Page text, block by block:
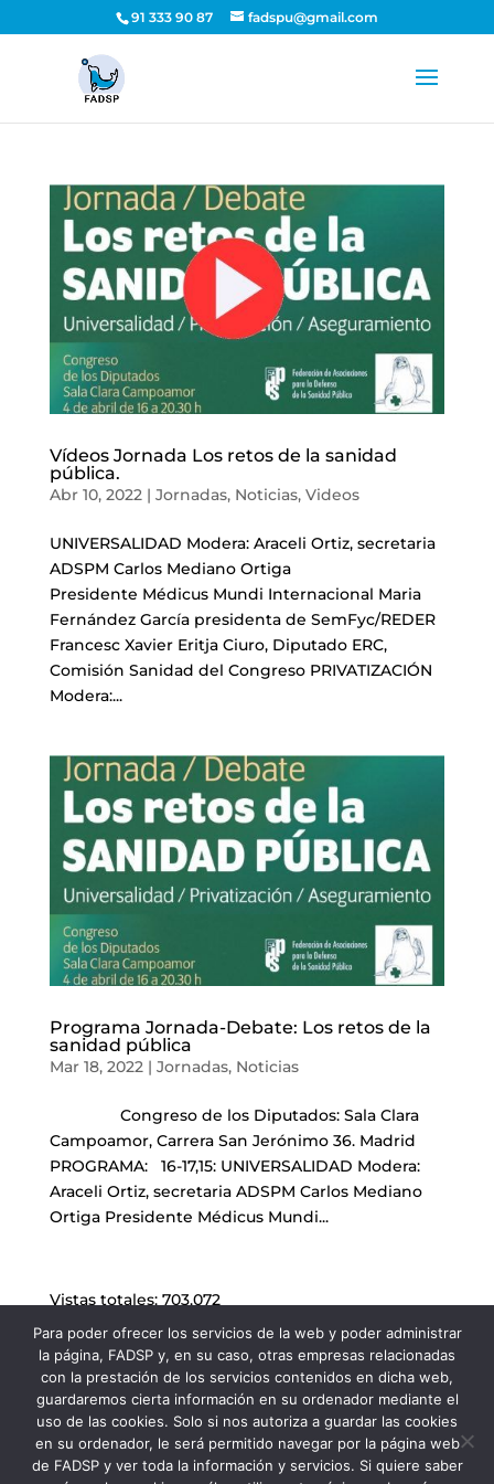
91 333 90 87 fadspu@gmail.com
Vídeos Jornada Los retos de la sanidad
pública.
Abr 10, 2022| Jornadas, Noticias, Videos
UNIVERSALIDAD Modera: Araceli Ortiz, secretaria
ADSPM Carlos Mediano Ortiga
Presidente Médicus Mundi Internacional Maria
Fernández García presidenta de SemFyc/REDER
Francesc Xavier Eritja Ciuro, Diputado ERC,
Comisión Sanidad del Congreso PRIVATIZACIÓN
Modera:...
Programa Jornada-Debate: Los retos de la
sanidad pública
Mar 18, 2022| Jornadas, Noticias
Congreso de los Diputados: Sala Clara
Campoamor, Carrera San Jerónimo 36. Madrid
PROGRAMA: 16-17,15: UNIVERSALIDAD Modera:
Araceli Ortiz, secretaria ADSPM Carlos Mediano
Ortiga Presidente Médicus Mundi...
Vistas totales: 703.072
Para poder ofrecer los servicios de la web y poder administrar
la página, FADSP y, en su caso, otras empresas relacionadas
con la prestación de los servicios contenidos en dicha web,
guardaremos cierta información en su ordenador mediante el
uso de las cookies. Solo si nos autoriza a guardar las cookies
en su ordenador, le será permitido navegar por la página web
de FADSP y ver toda la información y servicios. Si quiere saber